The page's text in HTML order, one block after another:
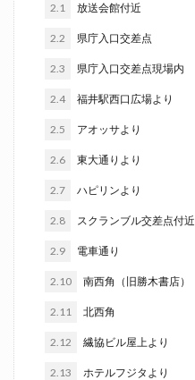
2.1 放送会館付近
2.2 県庁入口交差点
2.3 県庁入口交差点現場内
2.4 福井駅西口広場より
2.5 アオッサより
2.6 東大通りより
2.7 ハピリンより
2.8 スクランブル交差点付近
2.9 電車通り
2.10 南西角（旧勝木書店）
2.11 北西角
2.12 繊協ビル屋上より
2.13 ホテルフジタより